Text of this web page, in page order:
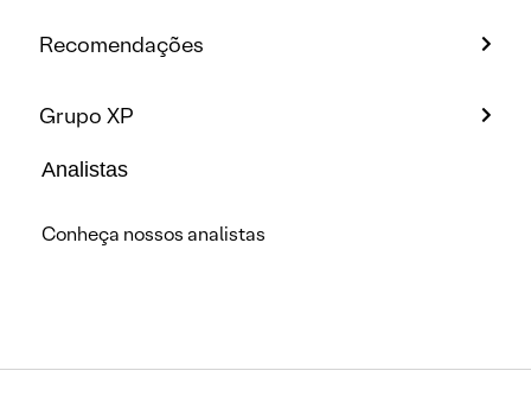
Recomendações
Grupo XP
Analistas
Conheça nossos analistas